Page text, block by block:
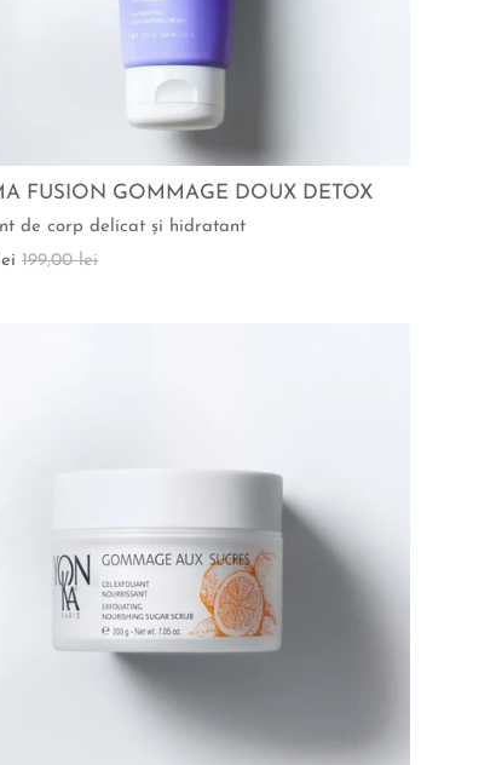
FUSION GOMMAGE DOUX DETOX
de corp delicat şi hidratant
199,00 lei